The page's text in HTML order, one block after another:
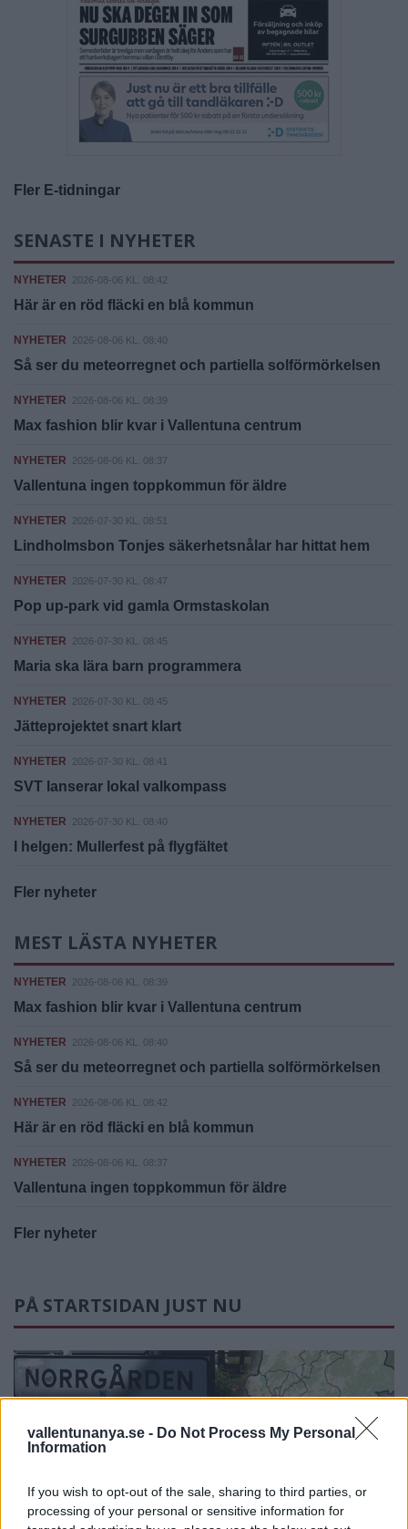
vallentunanya.se - Do Not Process My Personal
Information
If you wish to opt-out of the sale, sharing to third parties, or
processing of your personal or sensitive information for
Fler E-tidningar
SENASTE I NYHETER
NYHETER 2026-08-06 KL. 08:42
Här är en röd fläcki en blå kommun
NYHETER 2026-08-06 KL. 08:40
Så ser du meteorregnet och partiella solförmörkelsen
NYHETER 2026-08-06 KL. 08:39
Max fashion blir kvar i Vallentuna centrum
NYHETER 2026-08-06 KL. 08:37
Vallentuna ingen toppkommun för äldre
NYHETER 2026-07-30 KL. 08:51
Lindholmsbon Tonjes säkerhetsnålar har hittat hem
NYHETER 2026-07-30 KL. 08:47
Pop up-park vid gamla Ormstaskolan
NYHETER 2026-07-30 KL. 08:45
Maria ska lära barn programmera
NYHETER 2026-07-30 KL. 08:45
Jätteprojektet snart klart
NYHETER 2026-07-30 KL. 08:41
SVT lanserar lokal valkompass
NYHETER 2026-07-30 KL. 08:40
I helgen: Mullerfest på flygfältet
Fler nyheter
MEST LÄSTA NYHETER
NYHETER 2026-08-06 KL. 08:39
Max fashion blir kvar i Vallentuna centrum
NYHETER 2026-08-06 KL. 08:40
Så ser du meteorregnet och partiella solförmörkelsen
NYHETER 2026-08-06 KL. 08:42
Här är en röd fläcki en blå kommun
NYHETER 2026-08-06 KL. 08:37
Vallentuna ingen toppkommun för äldre
Fler nyheter
PÅ STARTSIDAN JUST NU